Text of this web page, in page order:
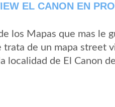
EL CANON EN
los Mapas que mas le
trata de un mapa street
localidad de El Canon